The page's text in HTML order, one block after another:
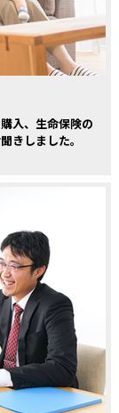
入、生命保険の
きしました。